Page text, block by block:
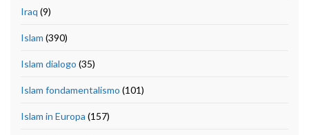
Iraq (9)
Islam (390)
Islam dialogo (35)
Islam fondamentalismo (101)
Islam in Europa (157)